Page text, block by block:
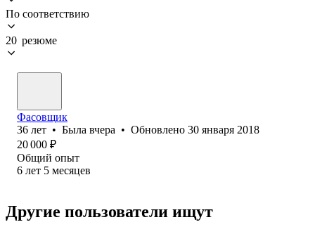
По соответствию
20 резюме
Фасовщик
36 лет • Была вчера • Обновлено 30 января 2018
20 000 ₽
Общий опыт
6 лет 5 месяцев
Другие пользователи ищут